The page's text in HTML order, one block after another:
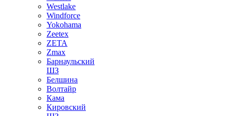
Westlake
Windforce
Yokohama
Zeetex
ZETA
Zmax
Барнаульский
ШЗ
Белшина
Волтайр
Кама
Кировский